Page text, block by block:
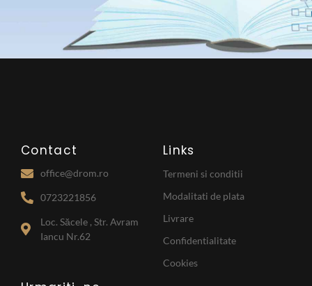
Contact
office@drom.ro
0723221856
Loc. Săcele , Str. Avram
Iancu Nr.62
Links
Termeni si conditii
Modalitati de plata
Livrare
Confidentialitate
Cookies